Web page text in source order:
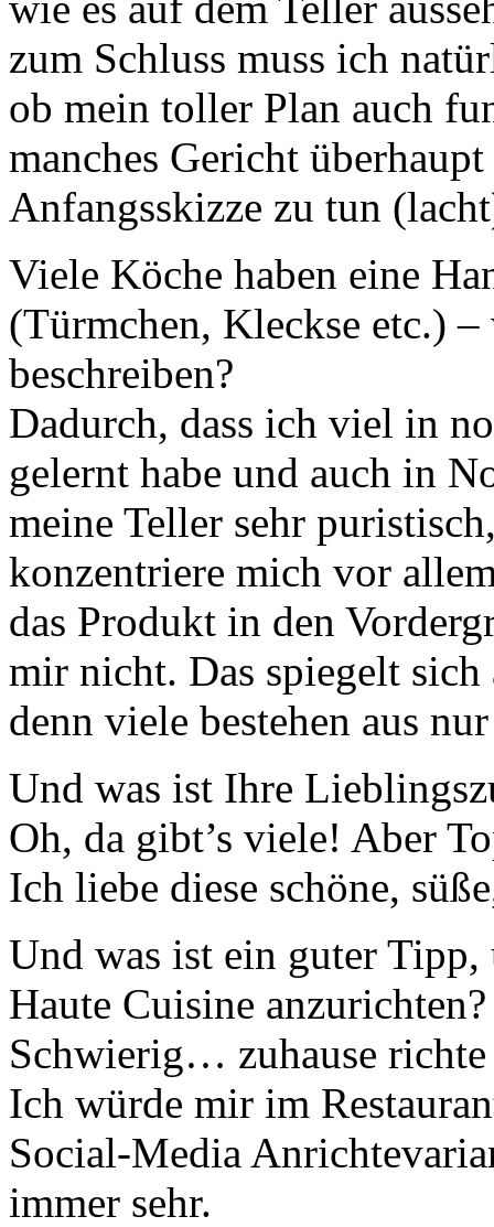
zum Schluss muss ich
ob mein toller Plan auch
manches Gericht
Anfangsskizze zu tun
Viele Köche haben eine
(Türmchen, Kleckse etc.)
beschreiben?
Dadurch, dass ich viel in
gelernt habe und auch in
meine Teller sehr
konzentriere mich vor
das Produkt in den
mir nicht. Das spiegelt
denn viele bestehen aus
Und was ist Ihre
Oh, da gibt’s viele! Aber
Ich liebe diese schöne,
Und was ist ein guter Tipp,
Haute Cuisine anzurichten?
Schwierig… zuhause
Ich würde mir im
Social-Media
immer sehr.